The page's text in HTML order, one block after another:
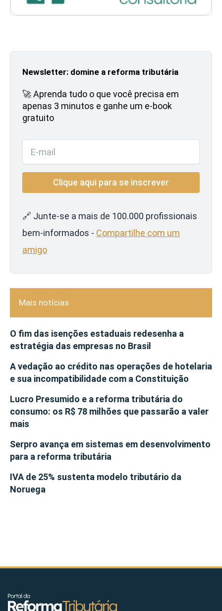
Newsletter: domine a reforma tributária
🚀 Aprenda tudo o que você precisa em
apenas 3 minutos e ganhe um e-book
gratuito
🔗 Junte-se a mais de 100.000 profissionais
bem-informados - Compartilhe com um
amigo
Mais notícias
O fim das isenções estaduais redesenha a
estratégia das empresas no Brasil
A vedação ao crédito nas operações de hotelaria
e sua incompatibilidade com a Constituição
Lucro Presumido e a reforma tributária do
consumo: os R$ 78 milhões que passarão a valer
mais
Serpro avança em sistemas em desenvolvimento
para a reforma tributária
IVA de 25% sustenta modelo tributário da
Noruega